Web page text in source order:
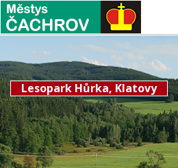
Lesopark Hůrka, Klatovy